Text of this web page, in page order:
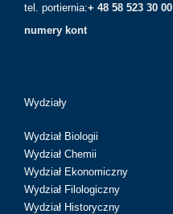
tel. portiernia:+ 48 58 523 30 00
numery kont
Wydziały
Wydział Biologii
Wydział Chemii
Wydział Ekonomiczny
Wydział Filologiczny
Wydział Historyczny